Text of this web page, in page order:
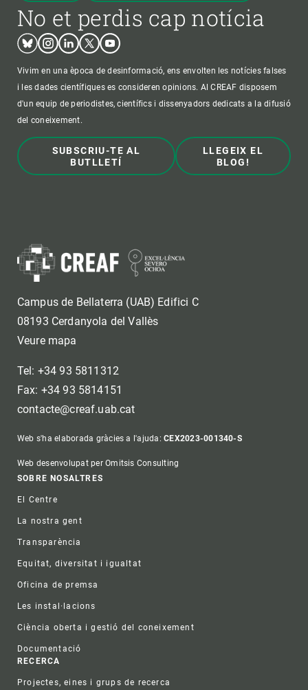
No et perdis cap notícia
BlueskyInstagram
LinkedinTwitterYoutube
Vivim en una època de desinformació, ens envolten les notícies falses
i les dades científiques es consideren opinions. Al CREAF disposem
d'un equip de periodistes, científics i dissenyadors dedicats a la difusió
del coneixement.
SUBSCRIU-TE AL
BUTLLETÍ
LLEGEIX EL
BLOG!
Campus de Bellaterra (UAB) Edifici C
08193 Cerdanyola del Vallès
Veure mapa
Tel: +34 93 5811312
Fax: +34 93 5814151
contacte@creaf.uab.cat
Web s'ha elaborada gràcies a l'ajuda:CEX2023-001340-S
Web desenvolupat per Omitsis Consulting
Footer
SOBRE NOSALTRES
El Centre
La nostra gent
Transparència
Equitat, diversitat i igualtat
Oficina de premsa
Les instal·lacions
Ciència oberta i gestió del coneixement
Documentació
RECERCA
Projectes, eines i grups de recerca